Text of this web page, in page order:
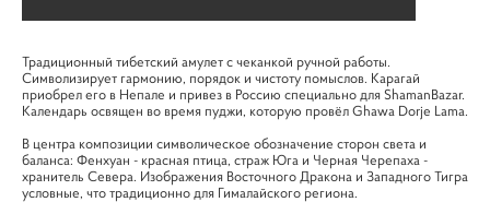
Традиционный тибетский амулет с чеканкой ручной работы.
Символизирует гармонию, порядок и чистоту помыслов. Карагай
приобрел его в Непале и привез в Россию специально для ShamanBazar.
Календарь освящен во время пуджи, которую провёл Ghawa Dorje Lama.
В центра композиции символическое обозначение сторон света и
баланса: Фенхуан - красная птица, страж Юга и Черная Черепаха -
хранитель Севера. Изображения Восточного Дракона и Западного Тигра
условные, что традиционно для Гималайского региона.